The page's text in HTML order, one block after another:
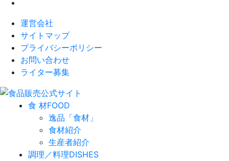
運営会社
サイトマップ
プライバシーポリシー
お問い合わせ
ライター募集
食 材FOOD
逸品「食材」
食材紹介
生産者紹介
調理／料理DISHES